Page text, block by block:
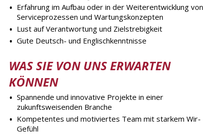
Erfahrung im Aufbau oder in der Weiterentwicklung von
Serviceprozessen und Wartungskonzepten
Lust auf Verantwortung und Zielstrebigkeit
Gute Deutsch- und Englischkenntnisse
WAS SIE VON UNS ERWARTEN
KÖNNEN
Spannende und innovative Projekte in einer
zukunftsweisenden Branche
Kompetentes und motiviertes Team mit starkem Wir-
Gefühl